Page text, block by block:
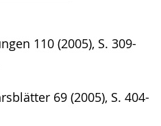
110 (2005), S. 309-
69 (2005), S. 404-